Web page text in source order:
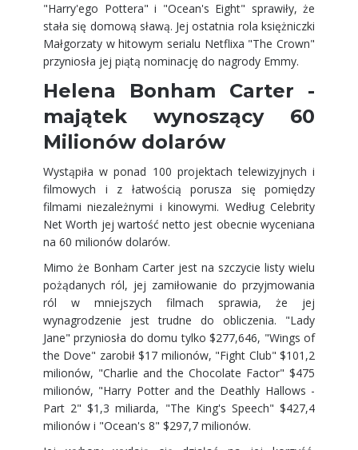
"Harry'ego Pottera" i "Ocean's Eight" sprawiły, że
stała się domową sławą. Jej ostatnia rola księżniczki
Małgorzaty w hitowym serialu Netflixa "The Crown"
przyniosła jej piątą nominację do nagrody Emmy.
Helena Bonham Carter -
majątek wynoszący 60
Milionów dolarów
Wystąpiła w ponad 100 projektach telewizyjnych i
filmowych i z łatwością porusza się pomiędzy
filmami niezależnymi i kinowymi. Według Celebrity
Net Worth jej wartość netto jest obecnie wyceniana
na 60 milionów dolarów.
Mimo że Bonham Carter jest na szczycie listy wielu
pożądanych ról, jej zamiłowanie do przyjmowania
ról w mniejszych filmach sprawia, że jej
wynagrodzenie jest trudne do obliczenia. "Lady
Jane" przyniosła do domu tylko $277,646, "Wings of
the Dove" zarobił $17 milionów, "Fight Club" $101,2
milionów, "Charlie and the Chocolate Factor" $475
milionów, "Harry Potter and the Deathly Hallows -
Part 2" $1,3 miliarda, "The King's Speech" $427,4
milionów i "Ocean's 8" $297,7 milionów.